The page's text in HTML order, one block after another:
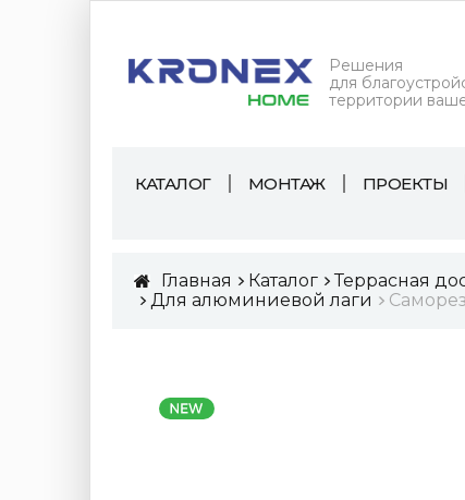
Решения
для
территории
КАТАЛОГ МОНТАЖ ПРОЕКТЫ
Главная Каталог Террасная
Для алюминиевой лаги